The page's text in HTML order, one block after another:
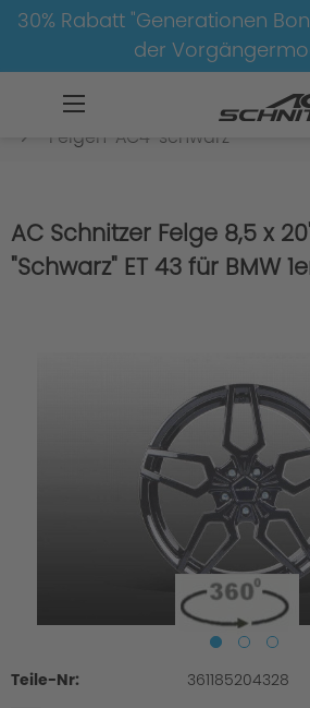
30% Rabatt "Generationen
der
1er-F20/
Felgen-AC4-schwarz
AC Schnitzer Felge 8,5 x
"Schwarz" ET 43 für BMW
Teile-Nr: 361185204328